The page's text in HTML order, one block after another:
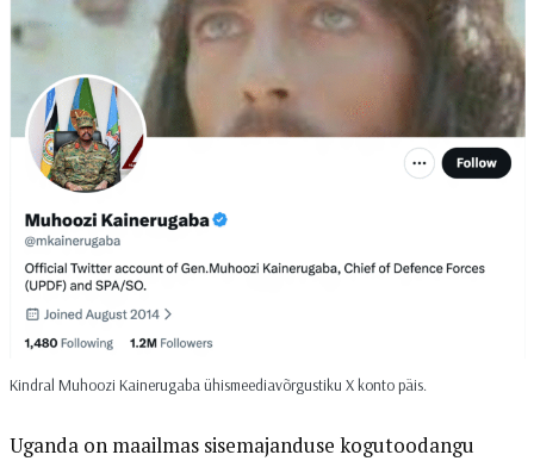
Kindral Muhoozi Kainerugaba ühismeediavõrgustiku X konto päis.
Uganda on maailmas sisemajanduse kogutoodangu